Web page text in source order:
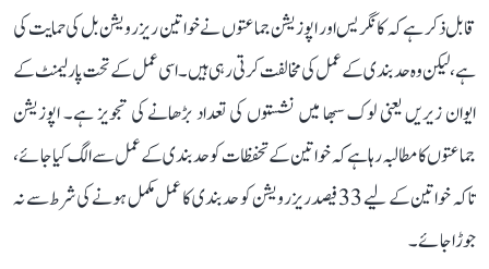
قابل ذکر ہے کہ کانگریس اور اپوزیشن جماعتوں نے خواتین ریزرویشن بل کی حمایت کی
ہے، لیکن وہ حد بندی کے عمل کی مخالفت کرتی رہی ہیں۔ اسی عمل کے تحت پارلیمنٹ کے
ایوان زیریں یعنی لوک سبھا میں نشستوں کی تعداد بڑھانے کی تجویز ہے۔ اپوزیشن
جماعتوں کا مطالبہ رہا ہے کہ خواتین کے تحفظات کو حد بندی کے عمل سے الگ کیا جائے،
تاکہ خواتین کے لیے 33 فیصد ریزرویشن کو حد بندی کا عمل مکمل ہونے کی شرط سے نہ
جوڑا جائے۔